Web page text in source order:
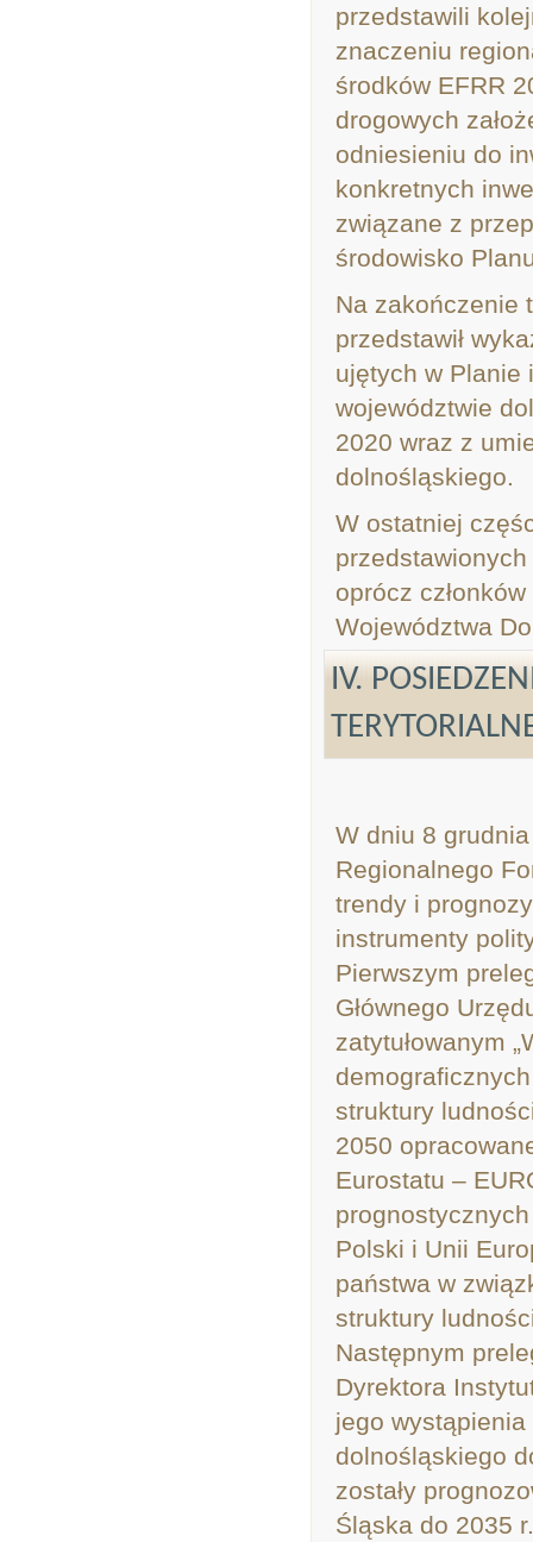
przedstawili
znaczeniu
środków EFRR
drogowych
odniesieniu do
konkretnych
związane z
środowisko
Na zakończenie
przedstawił
ujętych w Planie
województwie
2020 wraz z
dolnośląskiego.
W ostatniej
oprócz
Województwa
IV.
W dniu 8
Regionalnego
trendy i
instrumenty
Pierwszym
Głównego
zatytułowanym
struktury
2050
Eurostatu –
Polski i Unii
państwa w
struktury
Następnym
Dyrektora
jego wystąpienia
dolnośląskiego
zostały
Śląska do 2035